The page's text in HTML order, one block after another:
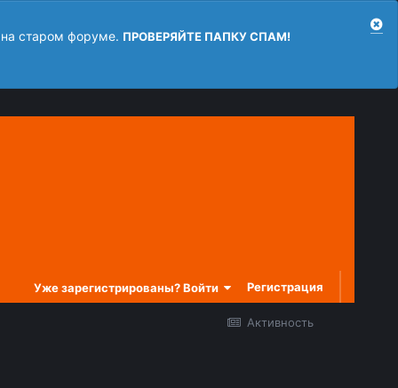
на старом форуме. ПРОВЕРЯЙТЕ ПАПКУ СПАМ!
Уже зарегистрированы? Войти Регистрация
Активность